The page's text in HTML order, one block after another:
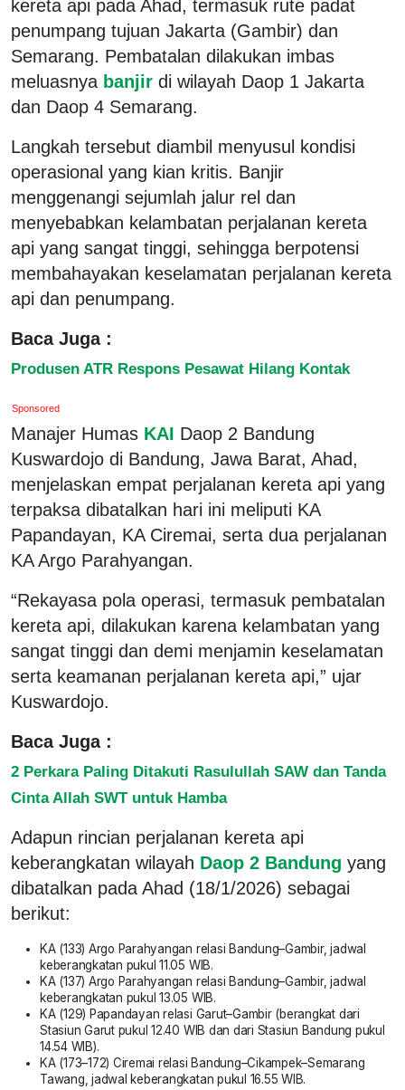
kereta api pada Ahad, termasuk rute padat
penumpang tujuan Jakarta (Gambir) dan
Semarang. Pembatalan dilakukan imbas
meluasnya banjir di wilayah Daop 1 Jakarta
dan Daop 4 Semarang.
Langkah tersebut diambil menyusul kondisi
operasional yang kian kritis. Banjir
menggenangi sejumlah jalur rel dan
menyebabkan kelambatan perjalanan kereta
api yang sangat tinggi, sehingga berpotensi
membahayakan keselamatan perjalanan kereta
api dan penumpang.
Baca Juga :
Produsen ATR Respons Pesawat Hilang Kontak
Sponsored
Manajer Humas KAI Daop 2 Bandung
Kuswardojo di Bandung, Jawa Barat, Ahad,
menjelaskan empat perjalanan kereta api yang
terpaksa dibatalkan hari ini meliputi KA
Papandayan, KA Ciremai, serta dua perjalanan
KA Argo Parahyangan.
“Rekayasa pola operasi, termasuk pembatalan
kereta api, dilakukan karena kelambatan yang
sangat tinggi dan demi menjamin keselamatan
serta keamanan perjalanan kereta api,” ujar
Kuswardojo.
Baca Juga :
2 Perkara Paling Ditakuti Rasulullah SAW dan Tanda
Cinta Allah SWT untuk Hamba
Adapun rincian perjalanan kereta api
keberangkatan wilayah Daop 2 Bandung yang
dibatalkan pada Ahad (18/1/2026) sebagai
berikut:
KA (133) Argo Parahyangan relasi Bandung–Gambir, jadwal
keberangkatan pukul 11.05 WIB.
KA (137) Argo Parahyangan relasi Bandung–Gambir, jadwal
keberangkatan pukul 13.05 WIB.
KA (129) Papandayan relasi Garut–Gambir (berangkat dari
Stasiun Garut pukul 12.40 WIB dan dari Stasiun Bandung pukul
14.54 WIB).
KA (173–172) Ciremai relasi Bandung–Cikampek–Semarang
Tawang, jadwal keberangkatan pukul 16.55 WIB.